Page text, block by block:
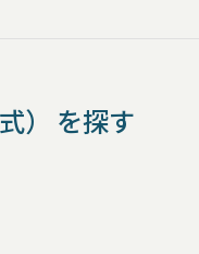
） を探す